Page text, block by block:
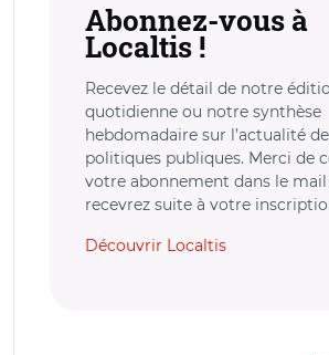
Abonnez-vous à
Localtis !
Recevez le détail de notre
quotidienne ou notre synthèse
hebdomadaire sur l’actualité
politiques publiques. Merci de
votre abonnement dans le
recevrez suite à votre
Découvrir Localtis